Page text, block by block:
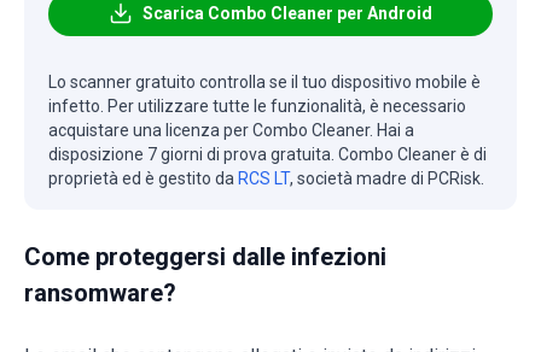
Scarica Combo Cleaner per Android
Lo scanner gratuito controlla se il tuo dispositivo mobile è
infetto. Per utilizzare tutte le funzionalità, è necessario
acquistare una licenza per Combo Cleaner. Hai a
disposizione 7 giorni di prova gratuita. Combo Cleaner è di
proprietà ed è gestito da RCS LT, società madre di PCRisk.
Come proteggersi dalle infezioni
ransomware?